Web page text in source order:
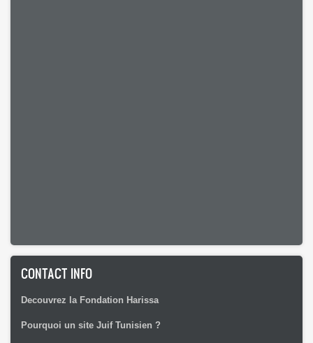
CONTACT INFO
Decouvrez la Fondation Harissa
Pourquoi un site Juif Tunisien ?